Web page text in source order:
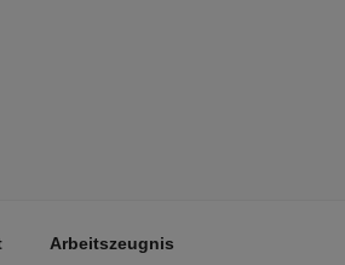
Arbeitszeugnis